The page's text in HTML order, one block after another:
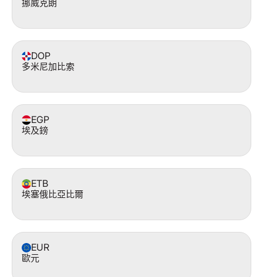
挪威克朗
DOP
多米尼加比索
EGP
埃及鎊
ETB
埃塞俄比亞比爾
EUR
歐元